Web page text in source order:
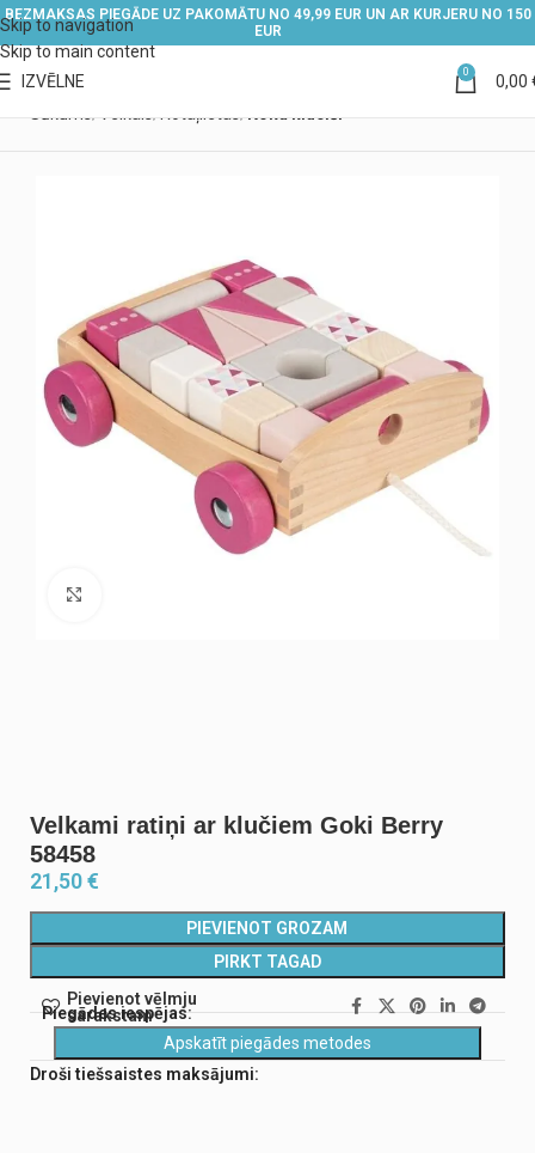
Skip to navigation
Skip to main content
BEZMAKSAS PIEGĀDE UZ PAKOMĀTU NO 49,99 EUR UN AR KURJERU NO 150
EUR
IZVĒLNE 0 0,00
Velkami ratiņi ar klučiem Goki Berry
58458
21,50€
PIEVIENOT GROZAM
PIRKT TAGAD
Pievienot vēlmju
sarakstam
Piegādes iespējas:
Apskatīt piegādes metodes
Droši tiešsaistes maksājumi: